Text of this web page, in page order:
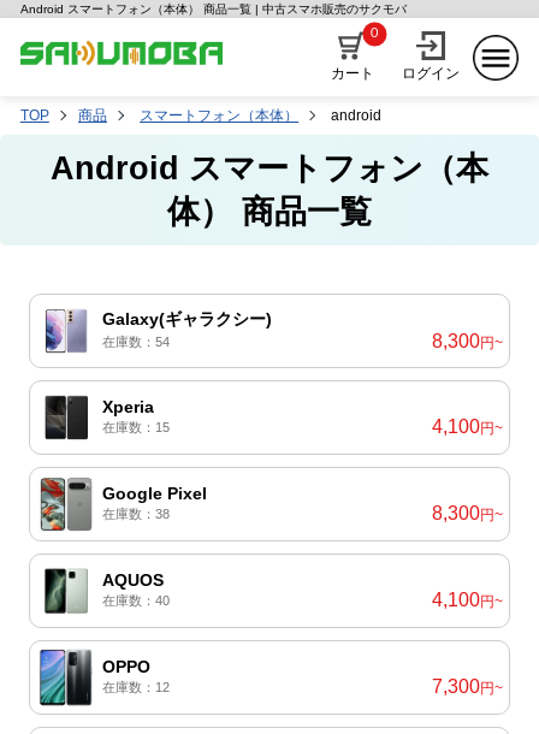
Android スマートフォン（本体） 商品一覧 | 中古スマホ販売のサクモバ
カート
0
ログイン
TOP 商品 スマートフォン（本体） android
Android スマートフォン（本
体） 商品一覧
Galaxy(ギャラクシー)
在庫数：54 8,300円~
Xperia
在庫数：15 4,100円~
Google Pixel
在庫数：38 8,300円~
AQUOS
在庫数：40 4,100円~
OPPO
在庫数：12 7,300円~